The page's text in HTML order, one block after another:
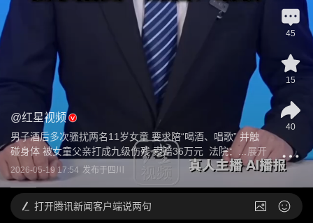
@红星视频
男子酒后多次骚扰两名11岁女童 要求陪“喝酒、唱歌” 并触
碰身体 被女童父亲打成九级伤残 索赔36万元  法院：... 展开
2026-05-19 17:54 发布于 四川
45
15
40
打开腾讯新闻客户端说两句